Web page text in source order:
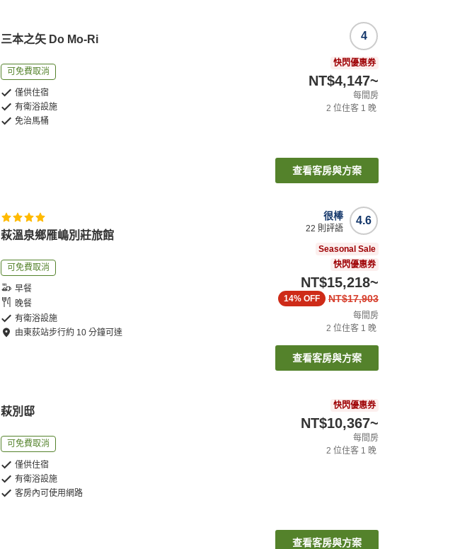
三本之矢 Do Mo-Ri
可免費取消
僅供住宿
有衛浴設施
免治馬桶
4
快閃優惠券
NT$4,147~
每間房
2 位住客 1 晚
查看客房與方案
萩溫泉​​鄉雁嶋別莊旅館
可免費取消
早餐
晚餐
有衛浴設施
由東荻站步行約 10 分鐘可達
4.6
很棒
22 則評語
Seasonal Sale
快閃優惠券
NT$15,218~
NT$17,903
14% OFF
每間房
2 位住客 1 晚
查看客房與方案
萩別邸
可免費取消
僅供住宿
有衛浴設施
客房內可使用網路
快閃優惠券
NT$10,367~
每間房
2 位住客 1 晚
查看客房與方案